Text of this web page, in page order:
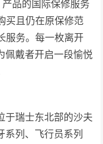
品的国际保修服务
买且仍在原保修范
服务。每一枚离开
佩戴者开启一段愉悦
于瑞士东北部的沙夫
系列、飞行员系列